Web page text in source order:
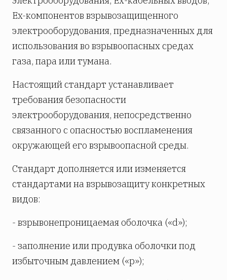
Ex-компонентов взрывозащищенного
электрооборудования, предназначенных для
использования во взрывоопасных средах
газа, пара или тумана.
Настоящий стандарт устанавливает
требования безопасности
электрооборудования, непосредственно
связанного с опасностью воспламенения
окружающей его взрывоопасной среды.
Стандарт дополняется или изменяется
стандартами на взрывозащиту конкретных
видов:
- взрывонепроницаемая оболочка («d»);
- заполнение или продувка оболочки под
избыточным давлением («р»);